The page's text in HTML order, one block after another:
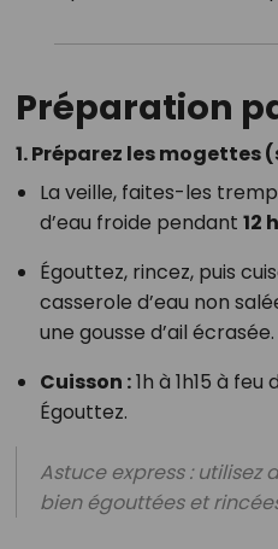
Préparation
1.Préparez les mogettes
La veille, faites-les
d’eau froide pendant 12
Égouttez, rincez, puis
casserole d’eau non
une gousse d’ail écrasée.
Cuisson :1h à 1h15 à feu
Égouttez.
Astuce express : utilisez
bien égouttées et